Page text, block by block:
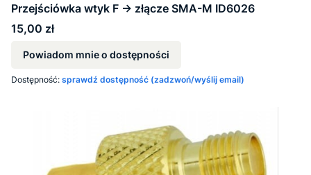
Przejściówka wtyk F -> złącze SMA-M ID6026
Cena
15,00 zł
Powiadom mnie o dostępności
Dostępność: sprawdź dostępność (zadzwoń/wyślij email)